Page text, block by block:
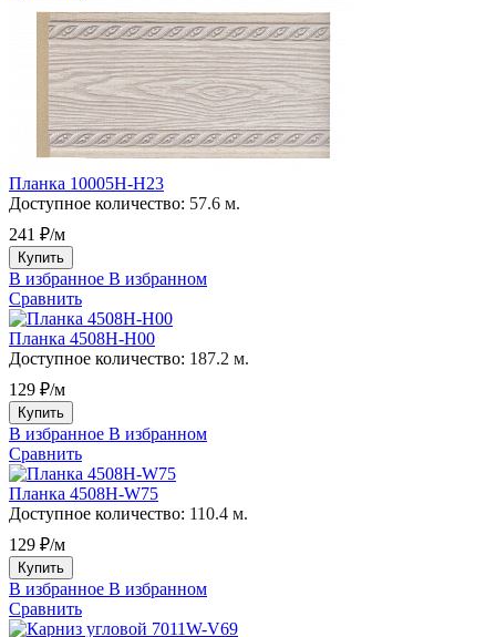
Планка 10005H-H23
Доступное количество: 57.6 м.
241 ₽/м
Купить
В избранное В избранном
Сравнить
Планка 4508H-H00
Доступное количество: 187.2 м.
129 ₽/м
Купить
В избранное В избранном
Сравнить
Планка 4508H-W75
Доступное количество: 110.4 м.
129 ₽/м
Купить
В избранное В избранном
Сравнить